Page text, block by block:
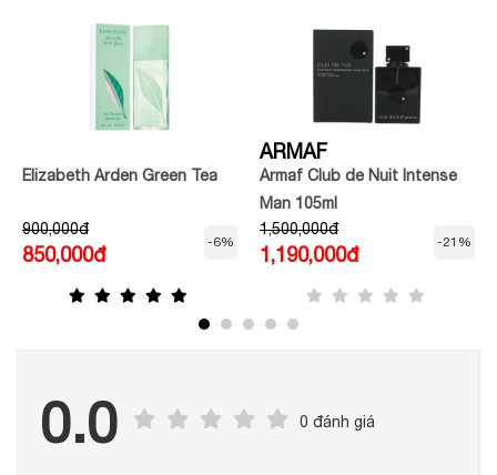
Elizabeth Arden Green Tea
900,000đ
850,000đ
-6%
ARMAF
Armaf Club de Nuit Intense
Man 105ml
1,500,000đ
1,190,000đ
-21%
0.0 0 đánh giá